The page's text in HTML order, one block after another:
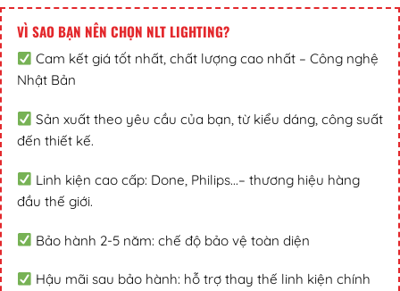
VÌ SAO BẠN NÊN CHỌN NLT LIGHTING?
Cam kết giá tốt nhất, chất lượng cao nhất – Công nghệ
Nhật Bản
Sản xuất theo yêu cầu của bạn, từ kiểu dáng, công suất
đến thiết kế.
Linh kiện cao cấp: Done, Philips...– thương hiệu hàng
đầu thế giới.
Bảo hành 2-5 năm: chế độ bảo vệ toàn diện
Hậu mãi sau bảo hành: hỗ trợ thay thế linh kiện chính